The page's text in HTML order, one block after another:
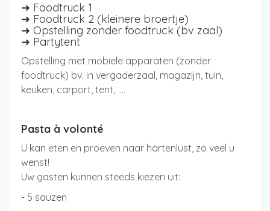
➜ Foodtruck 1
➜ Foodtruck 2 (kleinere broertje)
➜ Opstelling zonder foodtruck (bv zaal)
➜ Partytent
Opstelling met mobiele apparaten (zonder
foodtruck) bv. in vergaderzaal, magazijn, tuin,
keuken, carport, tent, ...
Pasta à volonté
U kan eten en proeven naar hartenlust, zo veel u
wenst!
Uw gasten kunnen steeds kiezen uit:
- 5 sauzen